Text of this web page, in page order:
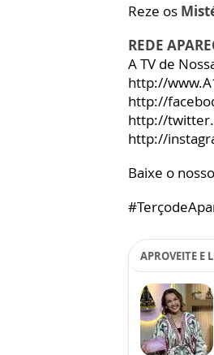
Reze os
REDE
A TV de
http://
http://
http://
http://
Baixe o
APROVEITE E